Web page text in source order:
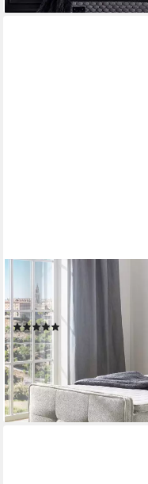
JOCKENHÖFER GRUPPE
Boxspringbett Paloma,
verstellbar, KS-Topper,
(10)
ab 1.020,49 € 1.799,99
-43%
lieferbar in 4 Wochen